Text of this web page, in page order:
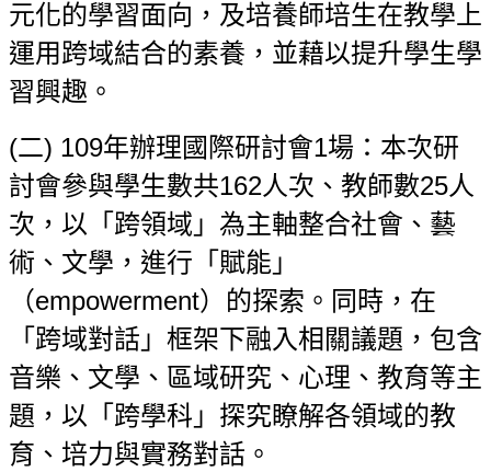
元化的學習面向，及培養師培生在教學上
運用跨域結合的素養，並藉以提升學生學
習興趣。
(二) 109年辦理國際研討會1場：本次研
討會參與學生數共162人次、教師數25人
次，以「跨領域」為主軸整合社會、藝
術、文學，進行「賦能」
（empowerment）的探索。同時，在
「跨域對話」框架下融入相關議題，包含
音樂、文學、區域研究、心理、教育等主
題，以「跨學科」探究瞭解各領域的教
育、培力與實務對話。